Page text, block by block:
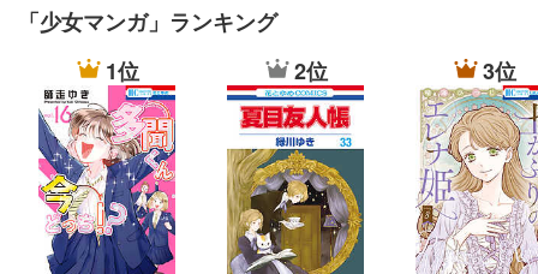
「少女マンガ」ランキング
1位
2位 3位